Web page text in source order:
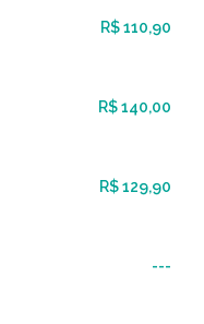
R$ 110,90
R$ 140,00
R$ 129,90
---